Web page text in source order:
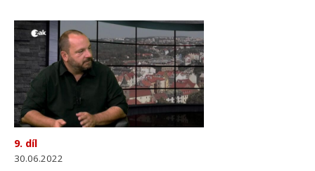
9. díl
30.06.2022